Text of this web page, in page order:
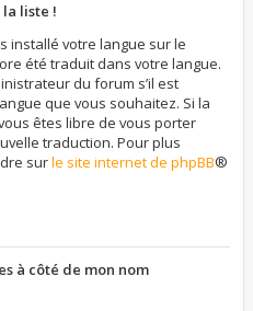
la liste !
installé votre langue sur le
été traduit dans votre langue.
du forum s’il est
que vous souhaitez. Si la
êtes libre de vous porter
traduction. Pour plus
surle site internet de phpBB®
à côté de mon nom